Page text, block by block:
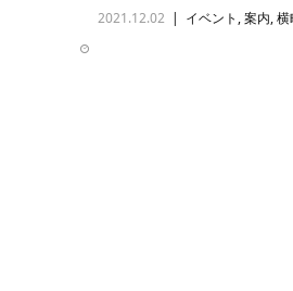
2021.12.02 イベント ,案内,横